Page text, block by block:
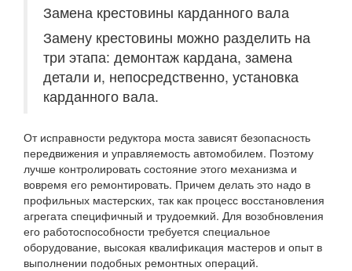
Замена крестовины карданного вала
Замену крестовины можно разделить на
три этапа: демонтаж кардана, замена
детали и, непосредственно, установка
карданного вала.
От исправности редуктора моста зависят безопасность
передвижения и управляемость автомобилем. Поэтому
лучше контролировать состояние этого механизма и
вовремя его ремонтировать. Причем делать это надо в
профильных мастерских, так как процесс восстановления
агрегата специфичный и трудоемкий. Для возобновления
его работоспособности требуется специальное
оборудование, высокая квалификация мастеров и опыт в
выполнении подобных ремонтных операций.